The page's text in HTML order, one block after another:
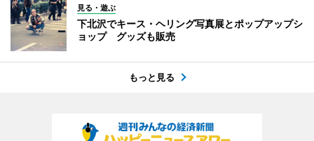
見る・遊ぶ
下北沢でキース・ヘリング写真展とポップアップシ
ョップ グッズも販売
もっと見る